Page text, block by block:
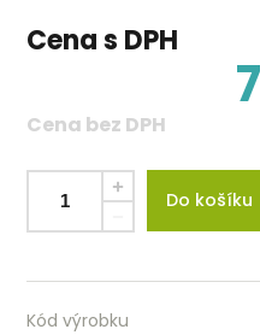
Cena s DPH
Cena bez DPH
Do košíku
Kód výrobku